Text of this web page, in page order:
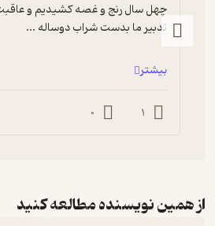
تدبیر ما بدست شراب دوساله ...
بیشتر
1
0
از همین نویسنده مطالعه کنید